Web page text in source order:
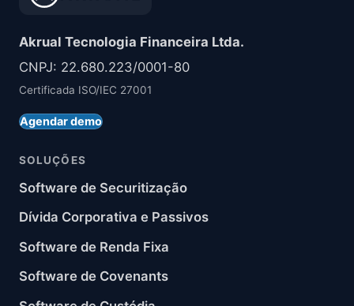
Akrual Tecnologia Financeira Ltda.
CNPJ: 22.680.223/0001-80
Certificada ISO/IEC 27001
Agendar demo
SOLUÇÕES
Software de Securitização
Dívida Corporativa e Passivos
Software de Renda Fixa
Software de Covenants